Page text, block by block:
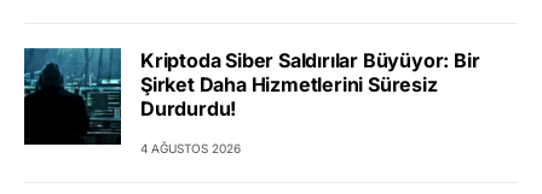
Kriptoda Siber Saldırılar Büyüyor: Bir
Şirket Daha Hizmetlerini Süresiz
Durdurdu!
4 AĞUSTOS 2026